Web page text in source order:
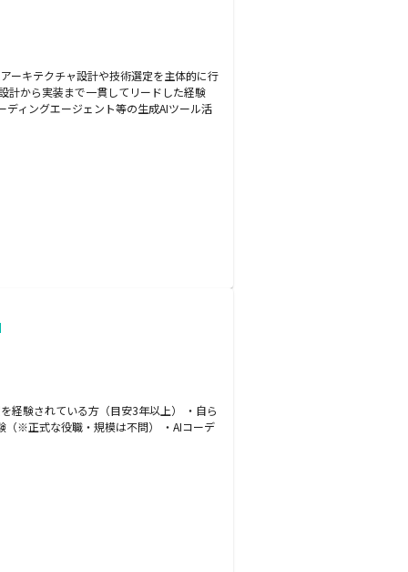
ーキテクチャ設計や技術選定を主体的に行
計から実装まで一貫してリードした経験
ィングエージェント等の生成AIツール活
経験されている方（目安3年以上） ・自ら
（※正式な役職・規模は不問） ・AIコーデ